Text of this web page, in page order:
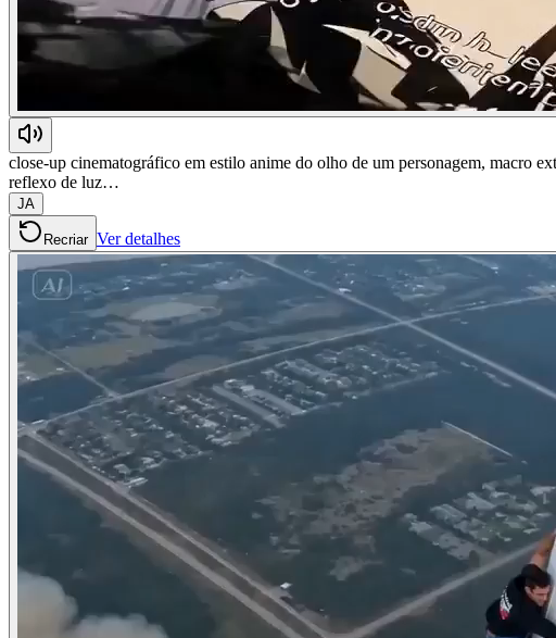
close-up cinematográfico em estilo anime do olho de um personagem, macro
reflexo de luz…
JA
Recriar Ver detalhes